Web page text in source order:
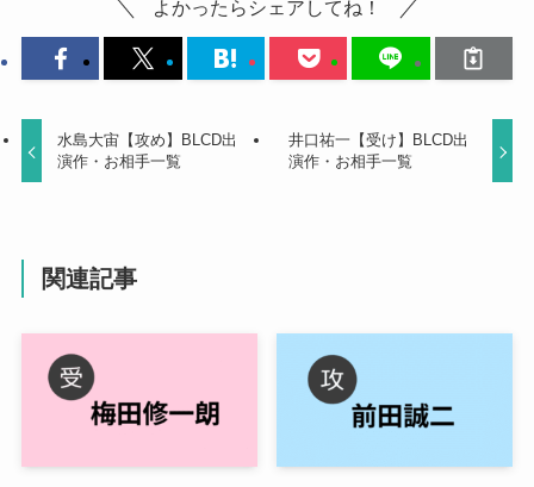
よかったらシェアしてね！
水島大宙【攻め】BLCD出
演作・お相手一覧
井口祐一【受け】BLCD出
演作・お相手一覧
関連記事